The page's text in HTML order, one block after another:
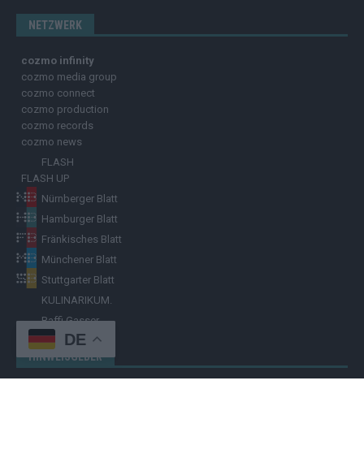
NETZWERK
cozmo infinity
cozmo media group
cozmo connect
cozmo production
cozmo records
cozmo news
FLASH
FLASH UP
Nürnberger Blatt
Hamburger Blatt
Fränkisches Blatt
Münchener Blatt
Stuttgarter Blatt
KULINARIKUM.
Raffi Gasser
HINWEISGEBER
DE